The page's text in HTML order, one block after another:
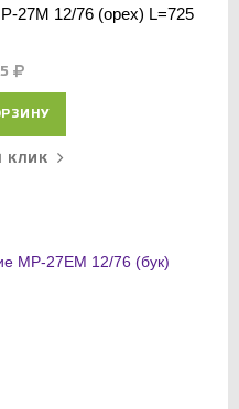
27М 12/76 (орех) L=725
КЛИК